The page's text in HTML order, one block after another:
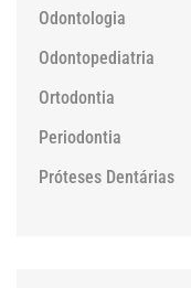
Odontologia
Odontopediatria
Ortodontia
Periodontia
Próteses Dentárias